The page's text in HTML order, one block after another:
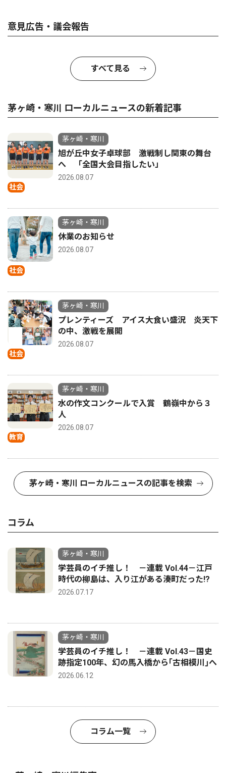
意見広告・議会報告
すべて見る
茅ヶ崎・寒川 ローカルニュースの新着記事
社会
茅ヶ崎・寒川
旭が丘中女子卓球部 激戦制し関東の舞台
へ 「全国大会目指したい」
2026.08.07
社会
茅ヶ崎・寒川
休業のお知らせ
2026.08.07
社会
茅ヶ崎・寒川
プレンティーズ アイス大食い盛況 炎天下
の中、激戦を展開
2026.08.07
教育
茅ヶ崎・寒川
水の作文コンクールで入賞 鶴嶺中から３
人
2026.08.07
茅ヶ崎・寒川 ローカルニュースの記事を検索
コラム
茅ヶ崎・寒川
学芸員のイチ推し！ －連載 Vol.44－江戸
時代の柳島は、入り江がある湊町だった!?
2026.07.17
茅ヶ崎・寒川
学芸員のイチ推し！ －連載 Vol.43－国史
跡指定100年、幻の馬入橋から｢古相模川｣へ
2026.06.12
コラム一覧